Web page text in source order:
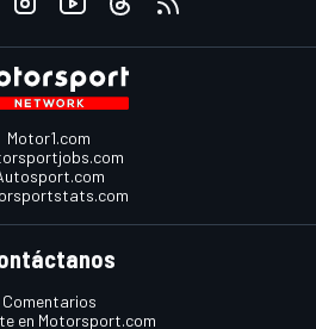
Motor1.com
Comentarios
en Motorsport.com